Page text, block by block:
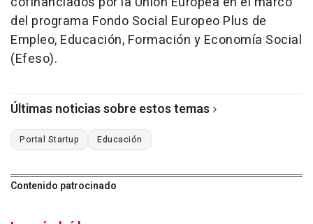
del programa Fondo Social Europeo Plus de
Empleo, Educación, Formación y Economía Social
(Efeso).
Últimas noticias sobre estos temas
Portal Startup Educación
Contenido patrocinado